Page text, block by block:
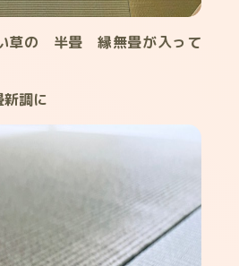
草の 半畳 縁無畳が入って
調に